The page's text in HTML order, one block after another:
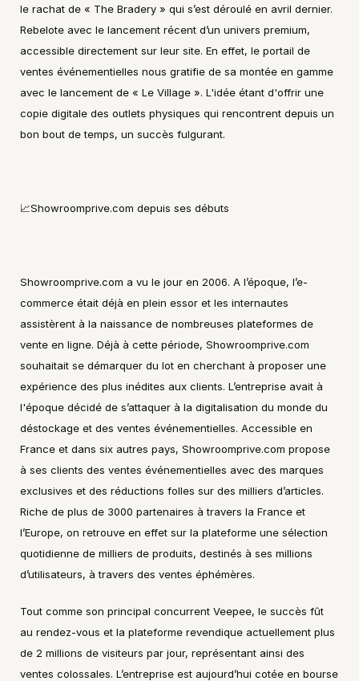
le rachat de « The Bradery » qui s’est déroulé en avril dernier.
Rebelote avec le lancement récent d’un univers premium,
accessible directement sur leur site. En effet, le portail de
ventes événementielles nous gratifie de sa montée en gamme
avec le lancement de « Le Village ». L'idée étant d'offrir une
copie digitale des outlets physiques qui rencontrent depuis un
bon bout de temps, un succès fulgurant.
📈Showroomprive.com depuis ses débuts
Showroomprive.com a vu le jour en 2006. A l’époque, l’e-
commerce était déjà en plein essor et les internautes
assistèrent à la naissance de nombreuses plateformes de
vente en ligne. Déjà à cette période, Showroomprive.com
souhaitait se démarquer du lot en cherchant à proposer une
expérience des plus inédites aux clients. L’entreprise avait à
l'époque décidé de s’attaquer à la digitalisation du monde du
déstockage et des ventes événementielles. Accessible en
France et dans six autres pays, Showroomprive.com propose
à ses clients des ventes événementielles avec des marques
exclusives et des réductions folles sur des milliers d’articles.
Riche de plus de 3000 partenaires à travers la France et
l’Europe, on retrouve en effet sur la plateforme une sélection
quotidienne de milliers de produits, destinés à ses millions
d’utilisateurs, à travers des ventes éphémères.
Tout comme son principal concurrent Veepee, le succès fût
au rendez-vous et la plateforme revendique actuellement plus
de 2 millions de visiteurs par jour, représentant ainsi des
ventes colossales. L’entreprise est aujourd’hui cotée en bourse